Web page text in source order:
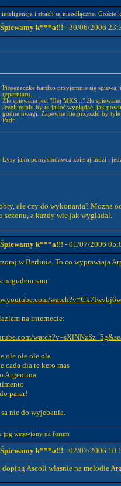
inteligencja i strach są nieodłączne.
k***a!!! - 30/06/2006
Pioseneczke bardzo przyjemnie się
repertuaru..
Źle spiewana jest "Hej MKS..." źle
Jeżeli miało by to jakoś wyglądać, jak
godne uwagi. Zapewne nie przyszło by
Pzdr
Łysy jako pomyslodawca zbieraj ludzi i
ale czy do wykonania? Mozna
sezonu, a kazdy wie jak wygladal.
k***a!!! - 01/07/2006
w Berlinie. To co wyprawiaja
nagralem sam:
na internecie:
ole ole ole ola
cada dia te kero mas
Argentina
parar!
nie do wyjebania.
k***a!!! - 02/07/2006
Ascoli wlasnie na melodie